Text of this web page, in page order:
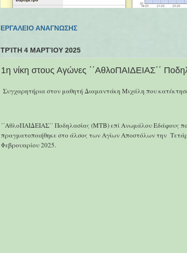
ΕΡΓΑΛΕΙΟ ΑΝΑΓΝΩΣΗΣ
ΤΡΊΤΗ 4 ΜΑΡΤΊΟΥ 2025
1η νίκη στους Αγώνες ΄΄ΑθλοΠΑΙΔΕΙΑΣ΄΄
Συγχαρητήρια στον μαθητή Διαμαντάκη Μιχάλη που
΄΄ΑθλοΠΑΙΔΕΙΑΣ΄΄ Ποδηλασίας (MTB) επί Ανωμάλου Εδάφους
πραγματοποιήθηκε στο άλσος των Αγίων Αποστόλων την
Φεβρουαρίου 2025.